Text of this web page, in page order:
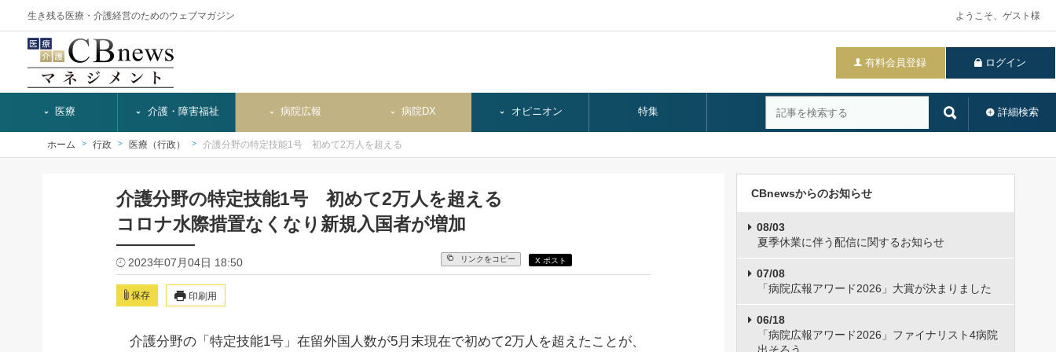
生き残る医療・介護経営のためのウェブマガジン ようこそ、ゲスト様
有料会員登録 ログイン
詳細検索
医療 介護・障害福祉 病院広報 病院DX オピニオン 特集
ホーム 行政 医療（行政） 介護分野の特定技能1号 初めて2万人を超える
介護分野の特定技能1号 初めて2万人を超える
コロナ水際措置なくなり新規入国者が増加
2023年07月04日 18:50 リンクをコピー X ポスト
保存 印刷用
介護分野の「特定技能1号」在留外国人数が5月末現在で初めて2万人を超えたことが、
CBnewsからのお知らせ
08/03
夏季休業に伴う配信に関するお知らせ
07/08
「病院広報アワード2026」大賞が決まりました
06/18
「病院広報アワード2026」ファイナリスト4病院